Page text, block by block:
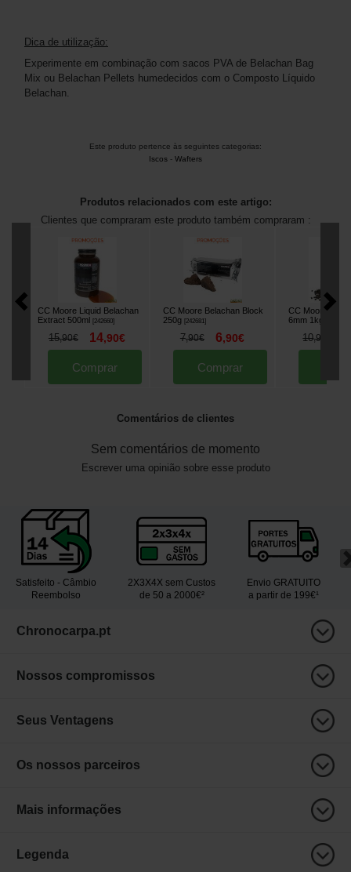
Dica de utilização:
Experimente em combinação com sacos PVA de Belachan Bag
Mix ou Belachan Pellets humedecidos com o Composto Líquido
Belachan.
Este produto pertence às seguintes categorias:
Iscos - Wafters
Produtos relacionados com este artigo:
Clientes que compraram este produto também compraram :
CC Moore Liquid Belachan
Extract 500ml
[242660]
15,90€ 14,90€
Comprar
CC Moore Belachan Block
250g [242681]
7,90€ 6,90€
Comprar
CC Moore
6mm 1kg
10,90
Comentários de clientes
Sem comentários de momento
Escrever uma opinião sobre esse produto
Satisfeito - Câmbio
Reembolso
2X3X4X sem Custos
de 50 a 2000€²
Envio GRATUITO
a partir de 199€¹
Chronocarpa.pt
Nossos compromissos
Seus Ventagens
Os nossos parceiros
Mais informações
Legenda